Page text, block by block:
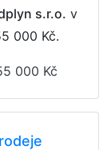
s.r.o. v
000 Kč.
000 Kč